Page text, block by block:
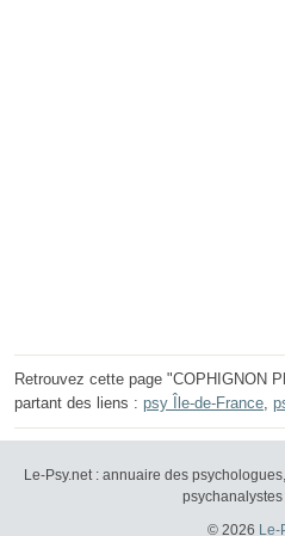
Retrouvez cette page "COPHIGNON
partant des liens : psy Île-de-France
Le-Psy.net : annuaire des
© 2026 Le-